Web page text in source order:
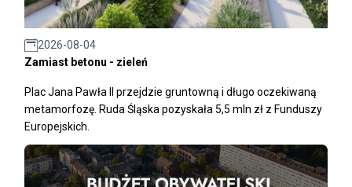
2026-08-04
Zamiast betonu - zieleń
Plac Jana Pawła II przejdzie gruntowną i długo oczekiwaną
metamorfozę. Ruda Śląska pozyskała 5,5 mln zł z Funduszy
Europejskich.